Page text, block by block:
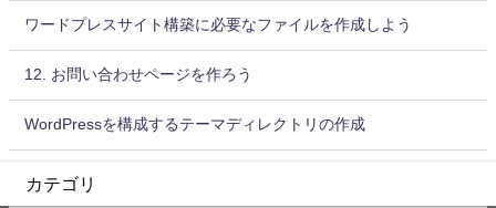
ワードプレスサイト構築に必要なファイルを作成しよう
12. お問い合わせページを作ろう
WordPressを構成するテーマディレクトリの作成
カテゴリ